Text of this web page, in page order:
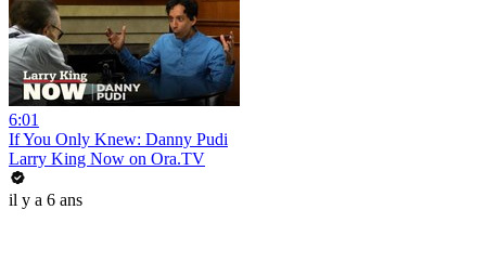
6:01
If You Only Knew: Danny Pudi
Larry King Now on Ora.TV
il y a 6 ans